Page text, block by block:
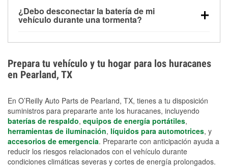
días después de la exposición.
para aplicaciones de ciclo profundo porque son
selladas, resistentes a las vibraciones y más
¿Debo desconectar la batería de mi
vehículo durante una tormenta?
los daños por inundación. Evitar el agua estancada y
preparar opciones de carga de respaldo son
medidas de protección más efectivas.
Prepara tu vehículo y tu hogar para los huracanes
en Pearland, TX
En O’Reilly Auto Parts de Pearland, TX, tienes a tu disposición
suministros para prepararte ante los huracanes, incluyendo
baterías de respaldo, equipos de energía portátiles,
herramientas de iluminación, líquidos para automotrices, y
accesorios de emergencia. Prepararte con anticipación ayuda a
reducir los riesgos relacionados con el vehículo durante
condiciones climáticas severas y cortes de energía prolongados.